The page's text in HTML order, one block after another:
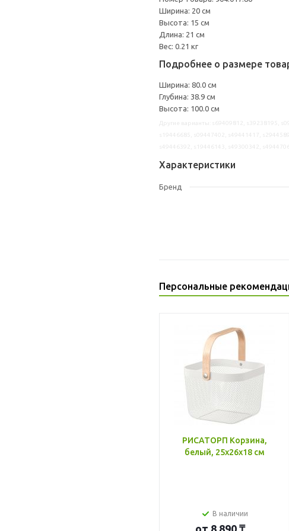
Ширина: 20 см
Высота: 15 см
Длина: 21 см
Вес: 0.21 кг
Подробнее о размере
Ширина: 80.0 см
Глубина: 38.9 см
Высота: 100.0 см
Характеристики
Бренд
Персональные
РИСАТОРП Корзина,
белый, 25x26x18 см
В наличии
от 8 890 ₸